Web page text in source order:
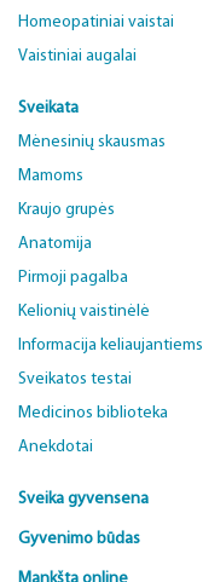
Homeopatiniai vaistai
Vaistiniai augalai
Sveikata
Mėnesinių skausmas
Mamoms
Kraujo grupės
Anatomija
Pirmoji pagalba
Kelionių vaistinėlė
Informacija keliaujantiems
Sveikatos testai
Medicinos biblioteka
Anekdotai
Sveika gyvensena
Gyvenimo būdas